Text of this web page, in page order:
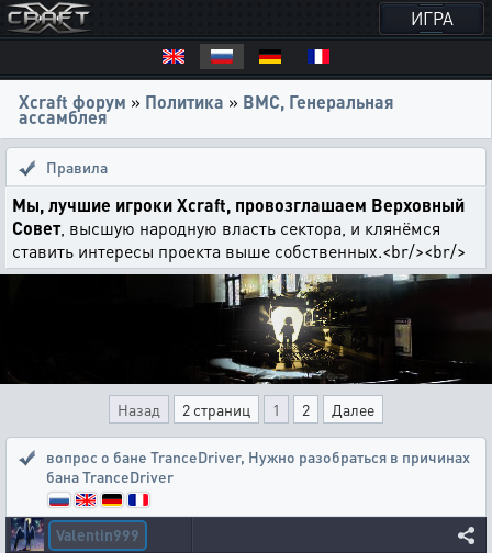
ИГРА
Xcraft форум » Политика » ВМС, Генеральная
ассамблея
Правила
Мы, лучшие игроки Xcraft, провозглашаем Верховный
Совет, высшую народную власть сектора, и клянёмся
ставить интересы проекта выше собственных.<br/><br/>
Назад 2 страниц 1 2 Далее
вопрос о бане TranceDriver, Нужно разобраться в причинах
бана TranceDriver
Valentin999